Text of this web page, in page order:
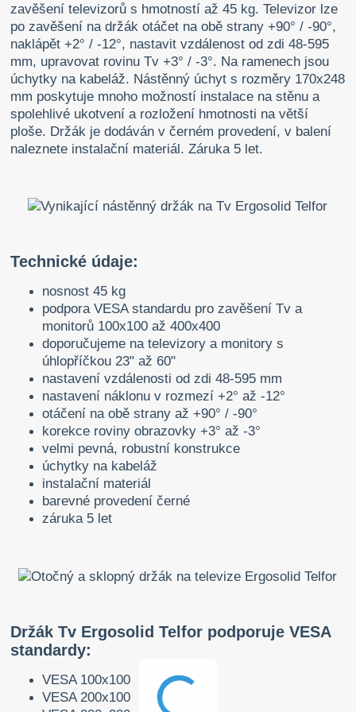
zavěšení televizorů s hmotností až 45 kg. Televizor lze
po zavěšení na držák otáčet na obě strany +90° / -90°,
naklápět +2° / -12°, nastavit vzdálenost od zdi 48-595
mm, upravovat rovinu Tv +3° / -3°. Na ramenech jsou
úchytky na kabeláž. Nástěnný úchyt s rozměry 170x248
mm poskytuje mnoho možností instalace na stěnu a
spolehlivé ukotvení a rozložení hmotnosti na větší
ploše. Držák je dodáván v černém provedení, v balení
naleznete instalační materiál. Záruka 5 let.
Technické údaje:
nosnost 45 kg
podpora VESA standardu pro zavěšení Tv a
monitorů 100x100 až 400x400
doporučujeme na televizory a monitory s
úhlopříčkou 23" až 60"
nastavení vzdálenosti od zdi 48-595 mm
nastavení náklonu v rozmezí +2° až -12°
otáčení na obě strany až +90° / -90°
korekce roviny obrazovky +3° až -3°
velmi pevná, robustní konstrukce
úchytky na kabeláž
instalační materiál
barevné provedení černé
záruka 5 let
Držák Tv Ergosolid Telfor podporuje VESA
standardy:
VESA 100x100
VESA 200x100